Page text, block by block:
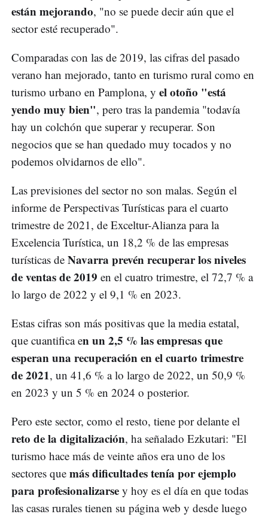
están mejorando, "no se puede decir aún que el
sector esté recuperado".
Comparadas con las de 2019, las cifras del pasado
verano han mejorado, tanto en turismo rural como en
turismo urbano en Pamplona, y el otoño "está
yendo muy bien", pero tras la pandemia "todavía
hay un colchón que superar y recuperar. Son
negocios que se han quedado muy tocados y no
podemos olvidarnos de ello".
Las previsiones del sector no son malas. Según el
informe de Perspectivas Turísticas para el cuarto
trimestre de 2021, de Exceltur-Alianza para la
Excelencia Turística, un 18,2 % de las empresas
turísticas de Navarra prevén recuperar los niveles
de ventas de 2019 en el cuatro trimestre, el 72,7 % a
lo largo de 2022 y el 9,1 % en 2023.
Estas cifras son más positivas que la media estatal,
que cuantifica en un 2,5 % las empresas que
esperan una recuperación en el cuarto trimestre
de 2021, un 41,6 % a lo largo de 2022, un 50,9 %
en 2023 y un 5 % en 2024 o posterior.
Pero este sector, como el resto, tiene por delante el
reto de la digitalización, ha señalado Ezkutari: "El
turismo hace más de veinte años era uno de los
sectores que más dificultades tenía por ejemplo
para profesionalizarse y hoy es el día en que todas
las casas rurales tienen su página web y desde luego